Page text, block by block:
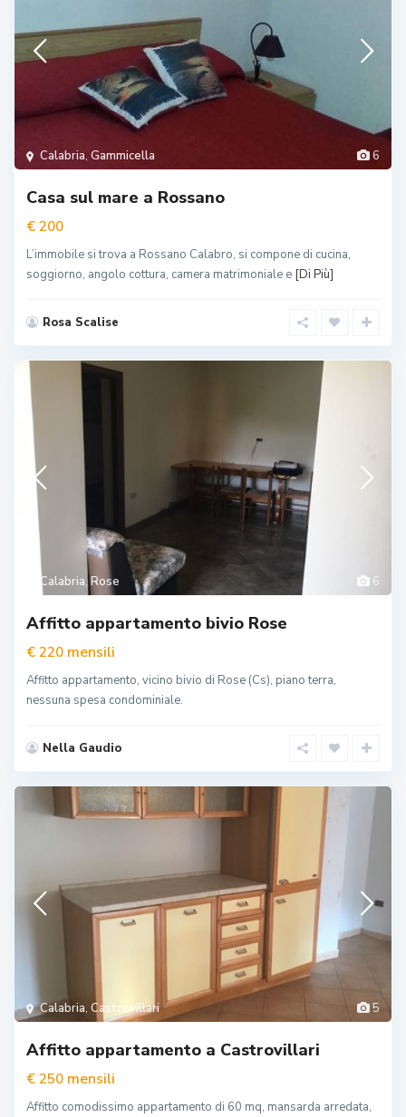
6
Calabria, Gammicella
Casa sul mare a Rossano
€ 200
L’immobile si trova a Rossano Calabro, si compone di cucina,
soggiorno, angolo cottura, camera matrimoniale e [Di Più]
Rosa Scalise
6
Calabria,Rose
Affitto appartamento bivio Rose
€ 220 mensili
Affitto appartamento, vicino bivio di Rose (Cs), piano terra,
nessuna spesa condominiale.
Nella Gaudio
5
Calabria, Castrovillari
Affitto appartamento a Castrovillari
€ 250 mensili
Affitto comodissimo appartamento di 60 mq, mansarda arredata,